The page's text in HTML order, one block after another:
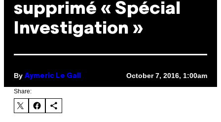
supprimé « Spécial
Investigation »
By Aymeric Le Gall October 7, 2016, 1:00am
Share: